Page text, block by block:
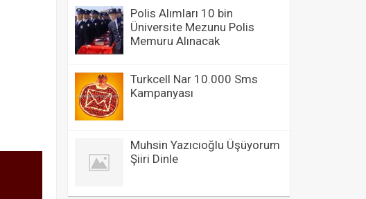
Polis Alımları 10 bin
Üniversite Mezunu Polis
Memuru Alınacak
Turkcell Nar 10.000 Sms
Kampanyası
Muhsin Yazıcıoğlu Üşüyorum
Şiiri Dinle